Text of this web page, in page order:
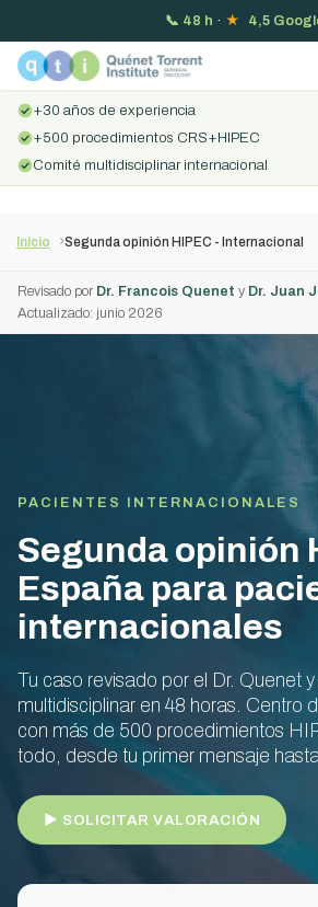
📞 48 h · ★ 4,5
+30 años de experiencia
+500 procedimientos CRS+HIPEC
Comité multidisciplinar internacional
Inicio Segunda opinión HIPEC - Internacional
Revisado por Dr. Francois Quenet y Dr. Juan
Actualizado: junio 2026
PACIENTES INTERNACIONALES
Segunda opinión
España para
internacionales
Tu caso revisado por el Dr. Quenet
multidisciplinar en 48 horas. Centro
con más de 500 procedimientos
todo, desde tu primer mensaje
► SOLICITAR VALORACIÓN